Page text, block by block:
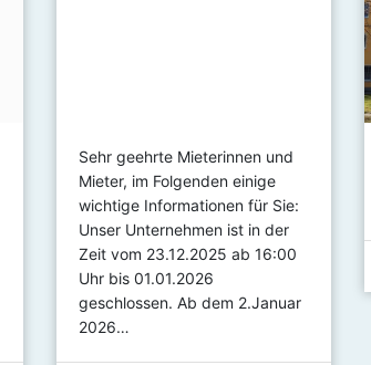
Sehr geehrte Mieterinnen und
Mieter, im Folgenden einige
wichtige Informationen für Sie:
Unser Unternehmen ist in der
Zeit vom 23.12.2025 ab 16:00
Uhr bis 01.01.2026
geschlossen. Ab dem 2.Januar
2026…